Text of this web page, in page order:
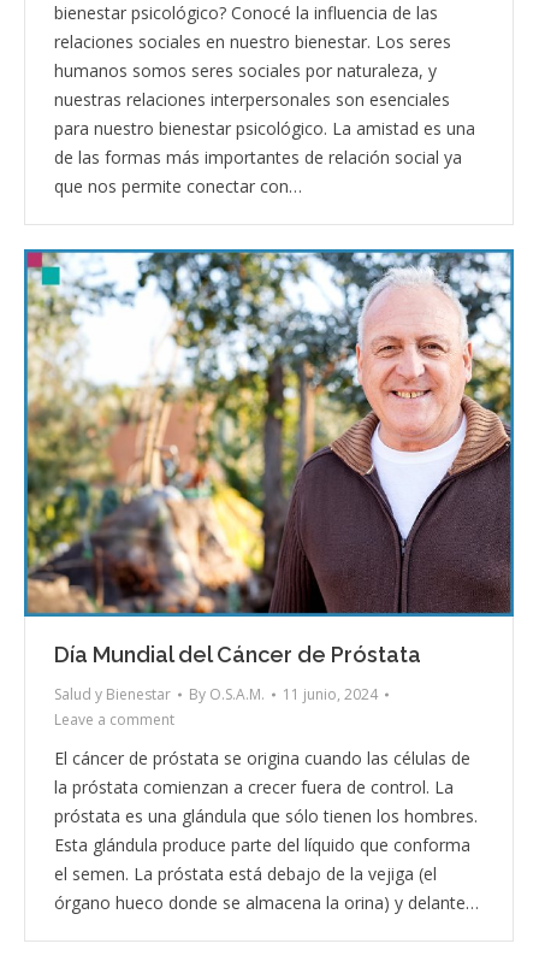
bienestar psicológico? Conocé la influencia de las
relaciones sociales en nuestro bienestar. Los seres
humanos somos seres sociales por naturaleza, y
nuestras relaciones interpersonales son esenciales
para nuestro bienestar psicológico. La amistad es una
de las formas más importantes de relación social ya
que nos permite conectar con…
Día Mundial del Cáncer de Próstata
Salud y Bienestar By O.S.A.M.
11 junio, 2024
Leave a comment
El cáncer de próstata se origina cuando las células de
la próstata comienzan a crecer fuera de control. La
próstata es una glándula que sólo tienen los hombres.
Esta glándula produce parte del líquido que conforma
el semen. La próstata está debajo de la vejiga (el
órgano hueco donde se almacena la orina) y delante…